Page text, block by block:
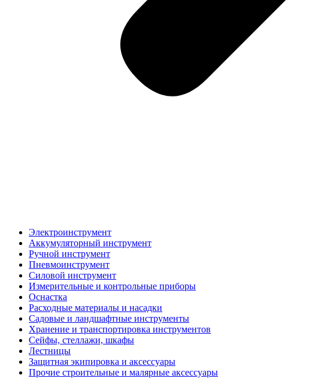
Электроинструмент
Аккумуляторный инструмент
Ручной инструмент
Пневмоинструмент
Силовой инструмент
Измерительные и контрольные приборы
Оснастка
Расходные материалы и насадки
Садовые и ландшафтные инструменты
Хранение и транспортировка инструментов
Сейфы, стеллажи, шкафы
Лестницы
Защитная экипировка и аксессуары
Прочие строительные и малярные аксессуары